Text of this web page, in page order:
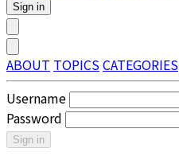
Sign in
ABOUT TOPICSCATEGORIES
Username
Password
Sign in